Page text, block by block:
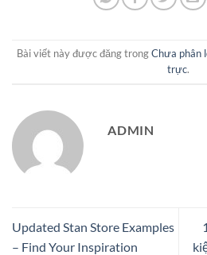
Bài viết này được đăng trongChưa phân
trực.
ADMIN
Updated Stan Store Examples
– Find Your Inspiration